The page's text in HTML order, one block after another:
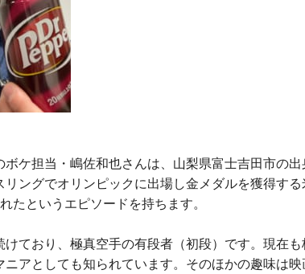
ボケ担当・嶋佐和也さんは、山梨県富士吉田市の
リングでオリンピックに出場し金メダルを獲得す
たというエピソードを持ちます。
けており、極真空手の有段者（初段）です。現在
ニアとしても知られています。そのほかの趣味は